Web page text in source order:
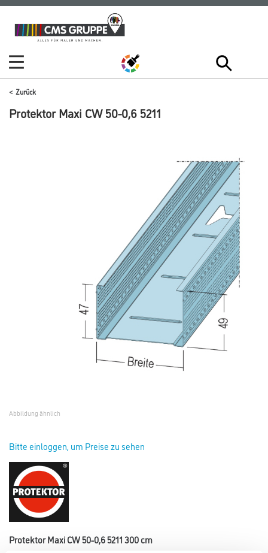
Zum
Inhalt
Zum
Navigationsmenü
Zurück
Protektor Maxi CW 50-0,6 5211
Abbildung ähnlich
Bitte einloggen, um Preise zu sehen
Protektor Maxi CW 50-0,6 5211 300 cm